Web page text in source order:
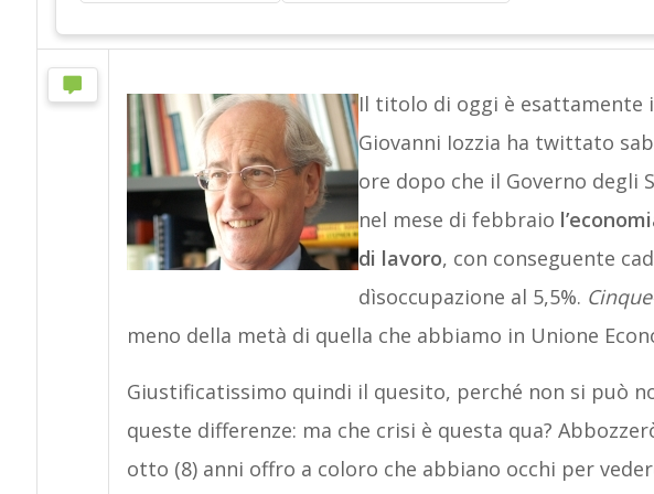
Il titolo di oggi è esattamente
Giovanni Iozzia ha twittato
ore dopo che il Governo degli
nel mese di febbraio
di lavoro, con conseguente
dìsoccupazione al 5,5%.
meno della metà di quella che abbiamo in Unione
Giustificatissimo quindi il quesito, perché non si può
queste differenze: ma che crisi è questa qua?
otto (8) anni offro a coloro che abbiano occhi per